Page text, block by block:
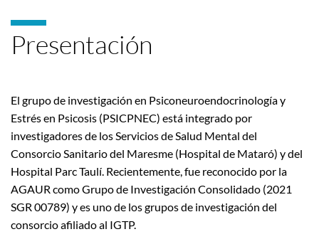
Presentación
El grupo de investigación en Psiconeuroendocrinología y
Estrés en Psicosis (PSICPNEC) está integrado por
investigadores de los Servicios de Salud Mental del
Consorcio Sanitario del Maresme (Hospital de Mataró) y del
Hospital Parc Taulí. Recientemente, fue reconocido por la
AGAUR como Grupo de Investigación Consolidado (2021
SGR 00789) y es uno de los grupos de investigación del
consorcio afiliado al IGTP.